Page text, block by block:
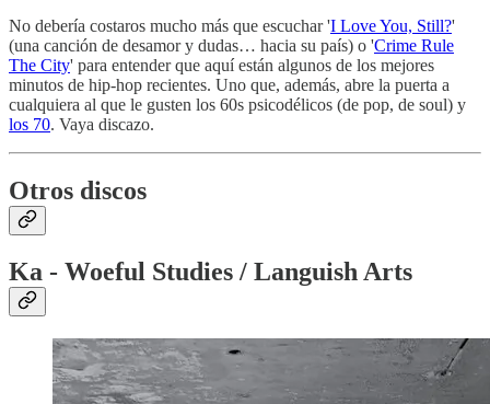
No debería costaros mucho más que escuchar 'I Love You, Still?'
(una canción de desamor y dudas… hacia su país) o 'Crime Rule
The City' para entender que aquí están algunos de los mejores
minutos de hip-hop recientes. Uno que, además, abre la puerta a
cualquiera al que le gusten los 60s psicodélicos (de pop, de soul) y
los 70. Vaya discazo.
Otros discos
Ka - Woeful Studies / Languish Arts